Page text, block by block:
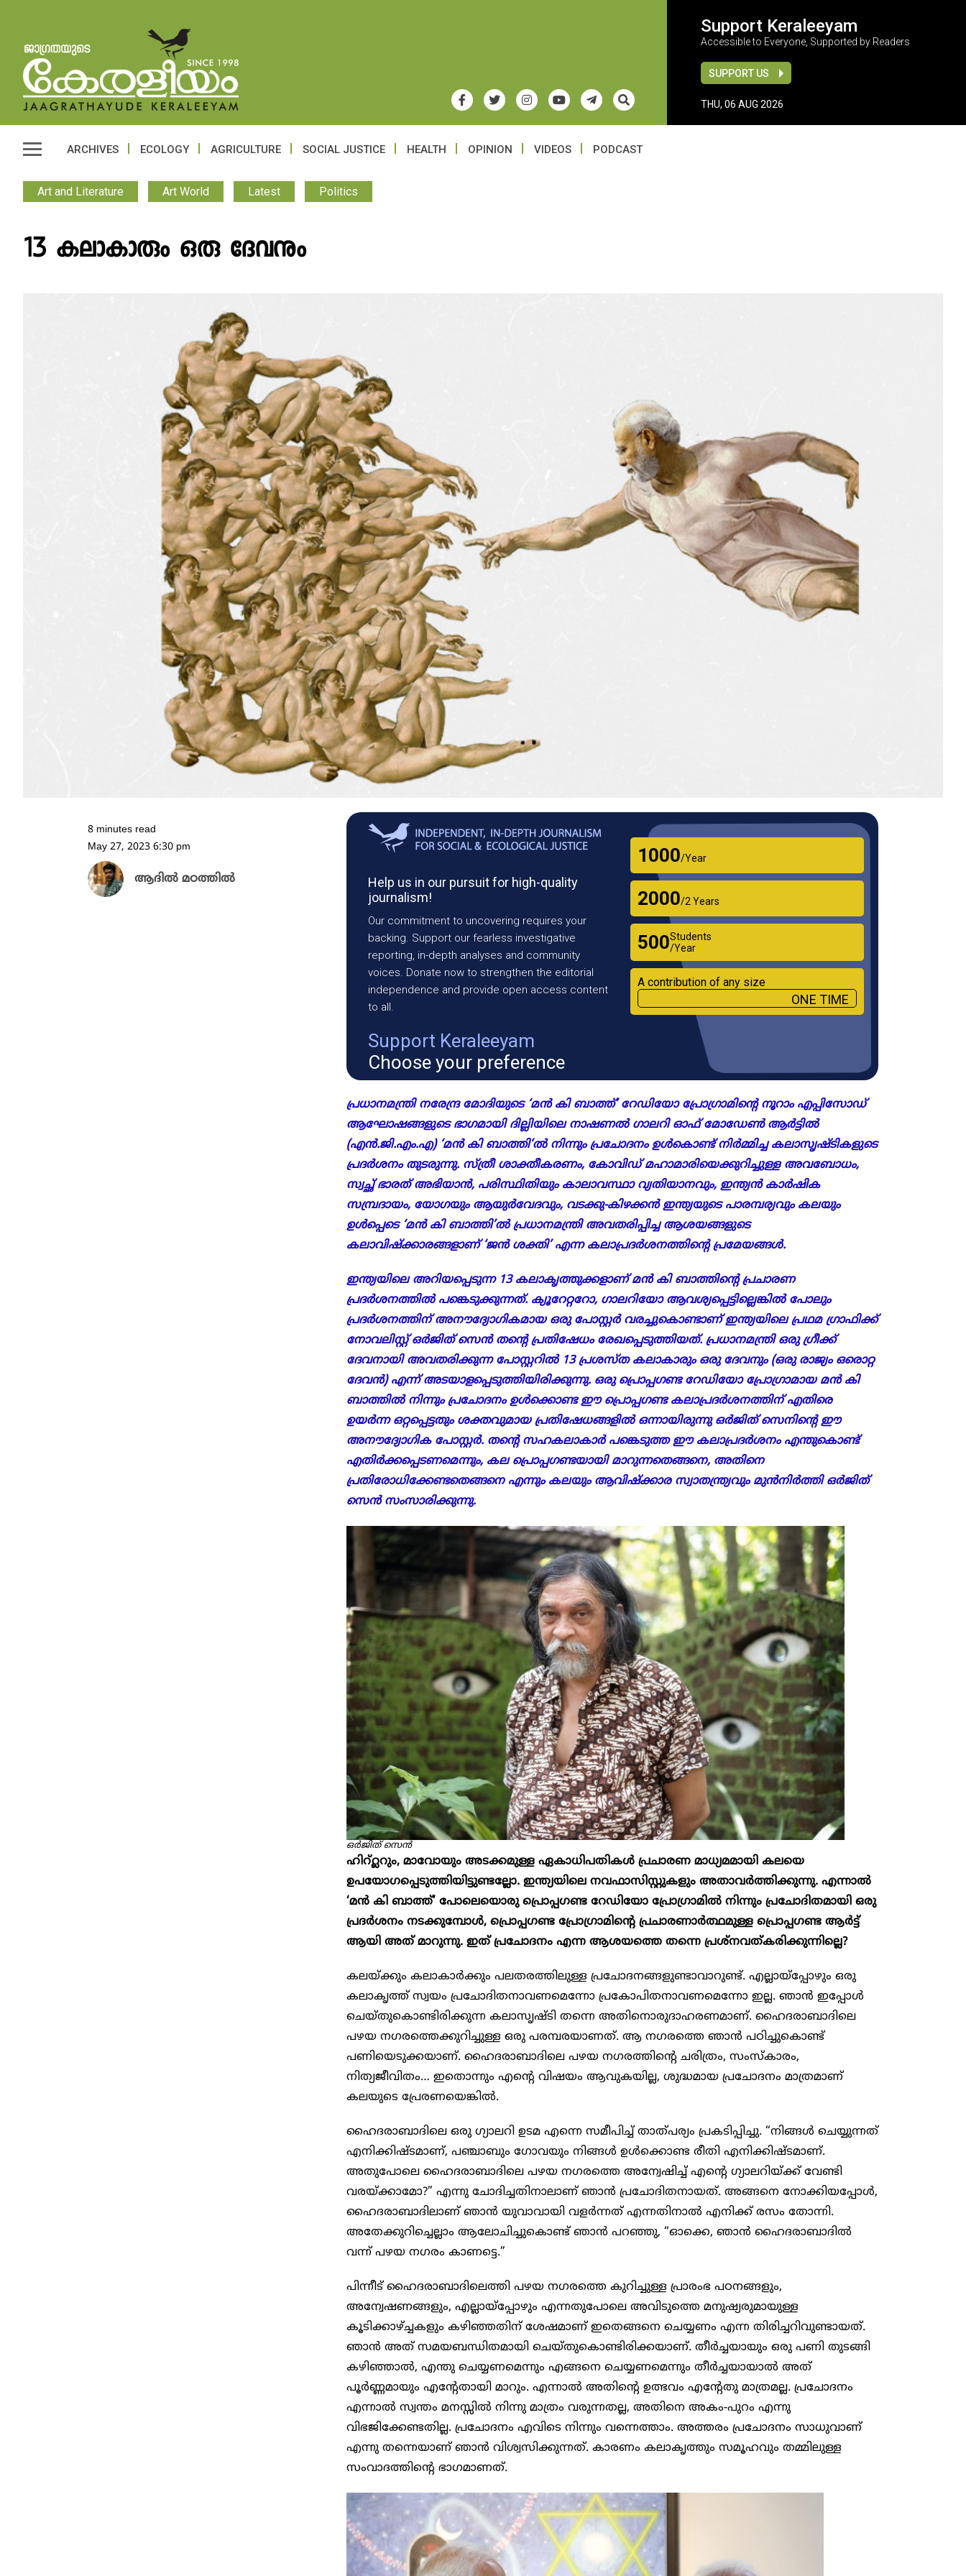
Support Keraleeyam
Accessible to Everyone, Supported by Readers
SUPPORT US
THU, 06 AUG 2026
ARCHIVES ECOLOGY AGRICULTURE SOCIAL JUSTICE HEALTH OPINION VIDEOS PODCAST
Art and Literature Art World Latest Politics
13 കലാകാരും ഒരു ദേവനും
Help us in our pursuit for high-quality
journalism!
Our commitment to uncovering requires your
backing. Support our fearless investigative
reporting, in-depth analyses and community
voices. Donate now to strengthen the editorial
independence and provide open access content
to all.
Support Keraleeyam
Choose your preference
₹1000/Year
₹2000/2 Years
₹500Students
/Year
A contribution of any size
ONE TIME
പ്രധാനമന്ത്രി നരേന്ദ്ര മോദിയുടെ ‘മൻ കി ബാത്ത്’ റേഡിയോ പ്രോഗ്രാമിന്റെ നൂറാം എപ്പിസോഡ്
ആഘോഷങ്ങളുടെ ഭാഗമായി ദില്ലിയിലെ നാഷണൽ ഗാലറി ഓഫ് മോഡേൺ ആർട്ടിൽ
(എൻ.ജി.എം.എ) ‘മൻ കി ബാത്തി’ൽ നിന്നും പ്രചോദനം ഉൾകൊണ്ട് നിർമ്മിച്ച കലാസൃഷ്ടികളുടെ
പ്രദർശനം തുടരുന്നു. സ്ത്രീ ശാക്തീകരണം, കോവിഡ് മഹാമാരിയെക്കുറിച്ചുള്ള അവബോധം,
സ്വച്ഛ് ഭാരത് അഭിയാൻ, പരിസ്ഥിതിയും കാലാവസ്ഥാ വ്യതിയാനവും, ഇന്ത്യൻ കാർഷിക
സമ്പ്രദായം, യോഗയും ആയുർവേദവും, വടക്കു-കിഴക്കൻ ഇന്ത്യയുടെ പാരമ്പര്യവും കലയും
ഉൾപ്പെടെ ‘മൻ കി ബാത്തി’ൽ പ്രധാനമന്ത്രി അവതരിപ്പിച്ച ആശയങ്ങളുടെ
കലാവിഷ്ക്കാരങ്ങളാണ് ‘ജൻ ശക്തി’ എന്ന കലാപ്രദർശനത്തിന്റെ പ്രമേയങ്ങൾ.
ഇന്ത്യയിലെ അറിയപ്പെടുന്ന 13 കലാകൃത്തുക്കളാണ് മൻ കി ബാത്തിന്റെ പ്രചാരണ
പ്രദർശനത്തിൽ പങ്കെടുക്കുന്നത്. ക്യൂറേറ്ററോ, ഗാലറിയോ ആവശ്യപ്പെട്ടില്ലെങ്കിൽ പോലും
പ്രദർശനത്തിന് അനൗദ്യോഗികമായ ഒരു പോസ്റ്റർ വരച്ചുകൊണ്ടാണ് ഇന്ത്യയിലെ പ്രഥമ ഗ്രാഫിക്ക്
നോവലിസ്റ്റ് ഒർജിത് സെൻ തന്റെ പ്രതിഷേധം രേഖപ്പെടുത്തിയത്. പ്രധാനമന്ത്രി ഒരു ഗ്രീക്ക്
ദേവനായി അവതരിക്കുന്ന പോസ്റ്ററിൽ 13 പ്രശസ്ത കലാകാരും ഒരു ദേവനും (ഒരു രാജ്യം ഒരൊറ്റ
ദേവൻ) എന്ന് അടയാളപ്പെടുത്തിയിരിക്കുന്നു. ഒരു പ്രൊപ്പഗണ്ട റേഡിയോ പ്രോഗ്രാമായ മൻ കി
ബാത്തിൽ നിന്നും പ്രചോദനം ഉൾക്കൊണ്ട ഈ പ്രൊപ്പഗണ്ട കലാപ്രദർശനത്തിന് എതിരെ
ഉയർന്ന ഒറ്റപ്പെട്ടതും ശക്തവുമായ പ്രതിഷേധങ്ങളിൽ ഒന്നായിരുന്നു ഒർജിത് സെനിന്റെ ഈ
അനൗദ്യോഗിക പോസ്റ്റർ. തന്റെ സഹകലാകാർ പങ്കെടുത്ത ഈ കലാപ്രദർശനം എന്തുകൊണ്ട്
എതിർക്കപ്പെടണമെന്നും, കല പ്രൊപ്പഗണ്ടയായി മാറുന്നതെങ്ങനെ, അതിനെ
പ്രതിരോധിക്കേണ്ടതെങ്ങനെ എന്നും കലയും ആവിഷ്ക്കാര സ്വാതന്ത്ര്യവും മുൻനിർത്തി ഒർജിത്
സെൻ സംസാരിക്കുന്നു.
ഒർജിത് സെൻ
ഹിറ്റ്ലറും, മാവോയും അടക്കമുള്ള ഏകാധിപതികൾ പ്രചാരണ മാധ്യമമായി കലയെ
ഉപയോഗപ്പെടുത്തിയിട്ടുണ്ടല്ലോ. ഇന്ത്യയിലെ നവഫാസിസ്റ്റുകളും അതാവ‍ർത്തിക്കുന്നു. എന്നാൽ
‘മൻ കി ബാത്ത്’ പോലെയൊരു പ്രൊപ്പഗണ്ട റേഡിയോ പ്രോഗ്രാമിൽ നിന്നും പ്രചോദിതമായി ഒരു
പ്രദർശനം നടക്കുമ്പോൾ, പ്രൊപ്പ​ഗണ്ട പ്രോഗ്രാമിന്റെ പ്രചാരണാർത്ഥമുള്ള പ്രൊപ്പ​ഗണ്ട ആർട്ട്
ആയി അത് മാറുന്നു. ഇത് പ്രചോദനം എന്ന ആശയത്തെ തന്നെ പ്രശ്നവത്കരിക്കുന്നില്ലെ?
കലയ്ക്കും കലാകാർക്കും പലതരത്തിലുള്ള പ്രചോദനങ്ങളുണ്ടാവാറുണ്ട്. എല്ലായ്പ്പോഴും ഒരു
കലാകൃത്ത് സ്വയം പ്രചോദിതനാവണമെന്നോ പ്രകോപിതനാവണമെന്നോ ഇല്ല. ഞാൻ ഇപ്പോൾ
ചെയ്തുകൊണ്ടിരിക്കുന്ന കലാസൃഷ്ടി തന്നെ അതിനൊരുദാഹരണമാണ്. ഹൈദരാബാദിലെ
പഴയ നഗരത്തെക്കുറിച്ചുള്ള ഒരു പരമ്പരയാണത്. ആ നഗരത്തെ ഞാൻ പഠിച്ചുകൊണ്ട്
പണിയെടുക്കയാണ്. ഹൈദരാബാദിലെ പഴയ നഗരത്തിന്റെ ചരിത്രം, സംസ്കാരം,
നിത്യജീവിതം… ഇതൊന്നും എന്റെ വിഷയം ആവുകയില്ല, ശുദ്ധമായ പ്രചോദനം മാത്രമാണ്
കലയുടെ പ്രേരണയെങ്കിൽ.
ഹൈദരാബാദിലെ ഒരു ഗ്യാലറി ഉടമ എന്നെ സമീപിച്ച് താത്പര്യം പ്രകടിപ്പിച്ചു. “നിങ്ങൾ ചെയ്യുന്നത്
എനിക്കിഷ്ടമാണ്, പഞ്ചാബും ഗോവയും നിങ്ങൾ ഉൾക്കൊണ്ട രീതി എനിക്കിഷ്ടമാണ്.
അതുപോലെ ഹൈദരാബാദിലെ പഴയ നഗരത്തെ അന്വേഷിച്ച് എന്റെ ഗ്യാലറിയ്ക്ക് വേണ്ടി
വരയ്ക്കാമോ?” എന്നു ചോദിച്ചതിനാലാണ് ഞാൻ പ്രചോദിതനായത്. അങ്ങനെ നോക്കിയപ്പോൾ,
ഹൈദരാബാദിലാണ് ഞാൻ യുവാവായി വളർന്നത് എന്നതിനാൽ എനിക്ക് രസം തോന്നി.
അതേക്കുറിച്ചെല്ലാം ആലോചിച്ചുകൊണ്ട് ഞാൻ പറഞ്ഞു, “ഓക്കെ, ഞാൻ ഹൈദരാബാദിൽ
വന്ന് പഴയ നഗരം കാണട്ടെ.”
പിന്നീട് ഹൈദരാബാദിലെത്തി പഴയ നഗരത്തെ കുറിച്ചുള്ള പ്രാരംഭ പഠനങ്ങളും,
അന്വേഷണങ്ങളും, എല്ലായ്പ്പോഴും എന്നതുപോലെ അവിടുത്തെ മനുഷ്യരുമായുള്ള
കൂടിക്കാഴ്ച്ചകളും കഴിഞ്ഞതിന് ശേഷമാണ് ഇതെങ്ങനെ ചെയ്യണം എന്ന തിരിച്ചറിവുണ്ടായത്.
ഞാൻ അത് സമയബന്ധിതമായി ചെയ്തുകൊണ്ടിരിക്കയാണ്. തീർച്ചയായും ഒരു പണി തുടങ്ങി
കഴിഞ്ഞാൽ, എന്തു ചെയ്യണമെന്നും എങ്ങനെ ചെയ്യണമെന്നും തീർച്ചയായാൽ അത്
പൂർണ്ണമായും എന്റേതായി മാറും. എന്നാൽ അതിന്റെ ഉത്ഭവം എന്റേതു മാത്രമല്ല. പ്രചോദനം
എന്നാൽ സ്വന്തം മനസ്സിൽ നിന്നു മാത്രം വരുന്നതല്ല, അതിനെ അകം-പുറം എന്നു
വിഭജിക്കേണ്ടതില്ല. പ്രചോദനം എവിടെ നിന്നും വന്നെത്താം. അത്തരം പ്രചോദനം സാധുവാണ്
എന്നു തന്നെയാണ് ഞാൻ വിശ്വസിക്കുന്നത്. കാരണം കലാകൃത്തും സമൂഹവും തമ്മിലുള്ള
സംവാദത്തിന്റെ ഭാഗമാണത്.
8 minutes read
May 27, 2023 6:30 pm
ആദിൽ മഠത്തിൽ